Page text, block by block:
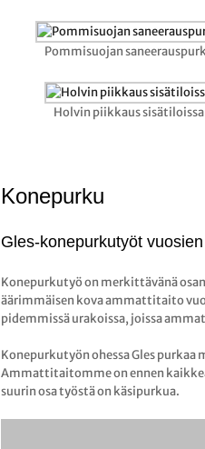
Pommisuojan
Holvin piikkaus sisätiloissa
Konepurku
Gles-konepurkutyöt
Konepurkutyö on merkittävänä
äärimmäisen kova ammattitaito
pidemmissä urakoissa, joissa
Konepurkutyön ohessa Gles purkaa
Ammattitaitomme on ennen
suurin osa työstä on käsipurkua.